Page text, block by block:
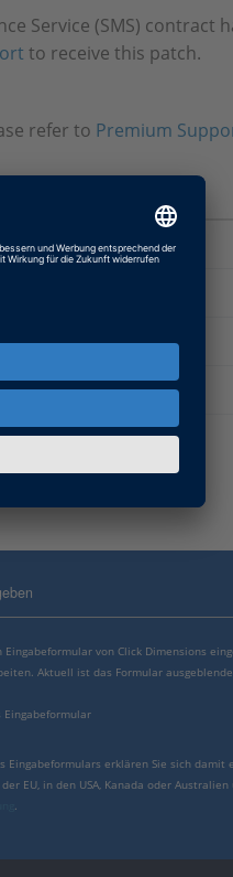
Service (SMS) contract
to receive this patch.
refer to Premium
von Click Dimensions
Aktuell ist das Formular
Eingabeformular
Eingabeformulars erklären Sie sich damit
EU, in den USA, Kanada oder